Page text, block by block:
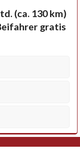
(ca. 130 km)
gratis